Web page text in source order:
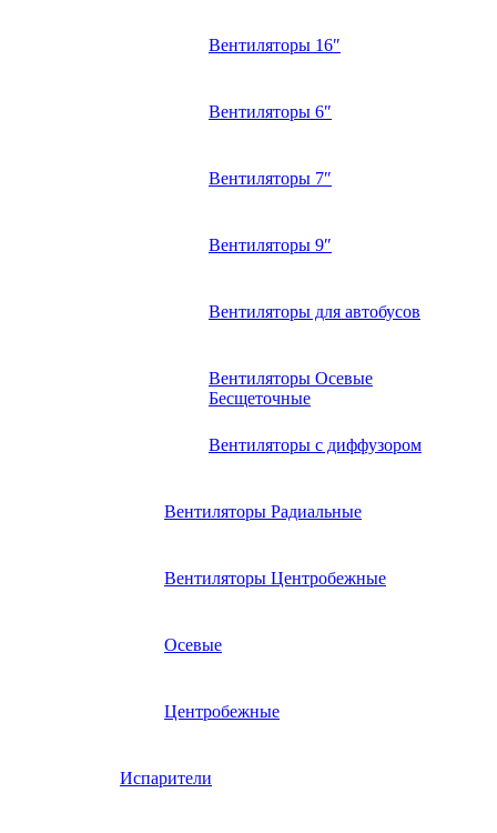
Вентиляторы 16″
Вентиляторы 6″
Вентиляторы 7″
Вентиляторы 9″
Вентиляторы для автобусов
Вентиляторы Осевые
Бесщеточные
Вентиляторы с диффузором
Вентиляторы Радиальные
Вентиляторы Центробежные
Осевые
Центробежные
Испарители